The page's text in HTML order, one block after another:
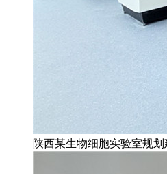
陕西某生物细胞实验室规